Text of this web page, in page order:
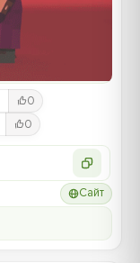
0
0
Сайт